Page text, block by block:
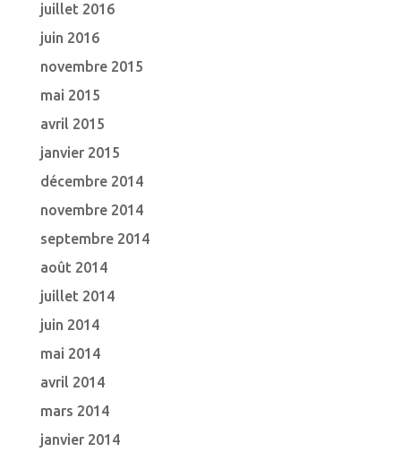
juillet 2016
juin 2016
novembre 2015
mai 2015
avril 2015
janvier 2015
décembre 2014
novembre 2014
septembre 2014
août 2014
juillet 2014
juin 2014
mai 2014
avril 2014
mars 2014
janvier 2014